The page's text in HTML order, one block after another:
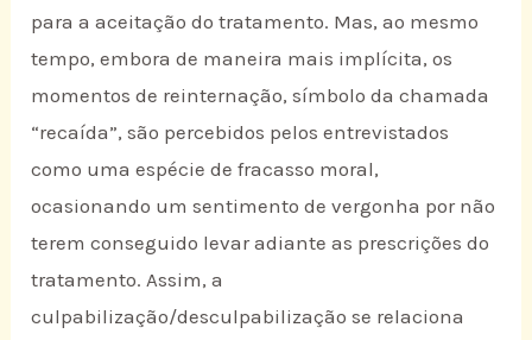
para a aceitação do tratamento. Mas, ao mesmo
tempo, embora de maneira mais implícita, os
momentos de reinternação, símbolo da chamada
“recaída”, são percebidos pelos entrevistados
como uma espécie de fracasso moral,
ocasionando um sentimento de vergonha por não
terem conseguido levar adiante as prescrições do
tratamento. Assim, a
culpabilização/desculpabilização se relaciona